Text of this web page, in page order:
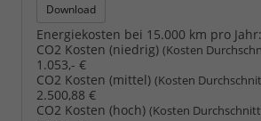
Download
Energiekosten bei 15.000 km pro Jahr:
CO2 Kosten (niedrig) (Kosten
1.053,- €
CO2 Kosten (mittel) (Kosten
2.500,88 €
CO2 Kosten (hoch) (Kosten Durchschnitt